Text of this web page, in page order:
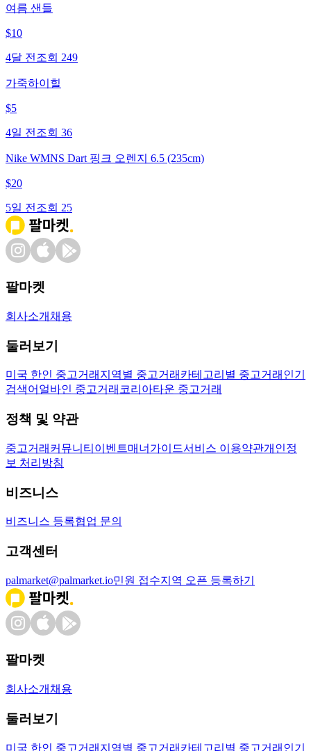
여름 샌들
$10
4달 전 조회 249
가죽하이힐
$5
4일 전 조회 36
Nike WMNS Dart 핑크 오렌지 6.5 (235cm)
$20
5일 전 조회 25
팔마켓
회사소개 채용
둘러보기
미국 한인 중고거래 지역별 중고거래 카테고리별 중고거래 인기
검색어 얼바인 중고거래 코리아타운 중고거래
정책 및 약관
중고거래 커뮤니티 이벤트매너가이드서비스 이용약관개인정
보 처리방침
비즈니스
비즈니스 등록협업 문의
고객센터
palmarket@palmarket.io민원 접수지역 오픈 등록하기
팔마켓
회사소개 채용
둘러보기
미국 한인 중고거래 지역별 중고거래 카테고리별 중고거래 인기